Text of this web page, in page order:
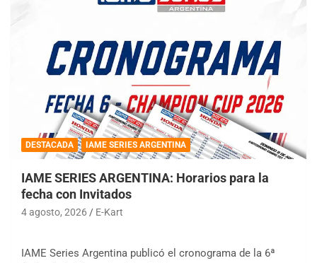
DESTACADA IAME SERIES ARGENTINA
IAME SERIES ARGENTINA: Horarios para la
fecha con Invitados
4 agosto, 2026 E-Kart
IAME Series Argentina publicó el cronograma de la 6ª